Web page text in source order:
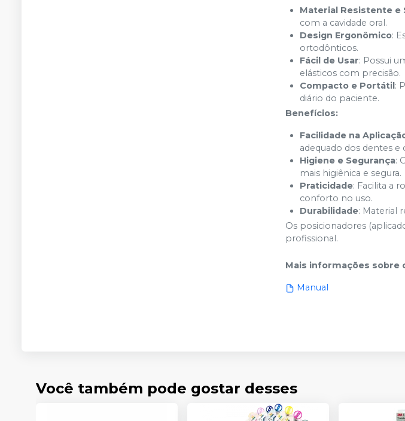
Material Resistente e
com a cavidade oral.
Design Ergonômico:
ortodônticos.
Fácil de Usar: Possui
elásticos com precisão.
Compacto e Portátil:
diário do paciente.
Benefícios:
Facilidade na
adequado dos dentes
Higiene e Segurança:
mais higiênica e segura.
Praticidade: Facilita a
conforto no uso.
Durabilidade: Material
Os posicionadores
profissional.
Mais informações sobre
Manual
Você também pode gostar desses